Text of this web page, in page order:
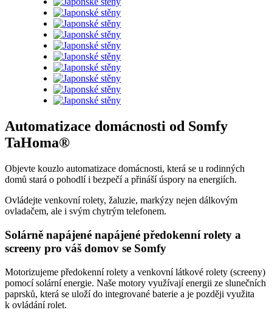
Automatizace domácnosti od Somfy
TaHoma®
Objevte kouzlo automatizace domácnosti, která se u rodinných
domů stará o pohodlí i bezpečí a přináší úspory na energiích.
Ovládejte venkovní rolety, žaluzie, markýzy nejen dálkovým
ovladačem, ale i svým chytrým telefonem.
Solárně napájené napájené předokenní rolety a
screeny pro váš domov se Somfy
Motorizujeme předokenní rolety a venkovní látkové rolety (screeny)
pomocí solární energie. Naše motory využívají energii ze slunečních
paprsků, která se uloží do integrované baterie a je později využita
k ovládání rolet.